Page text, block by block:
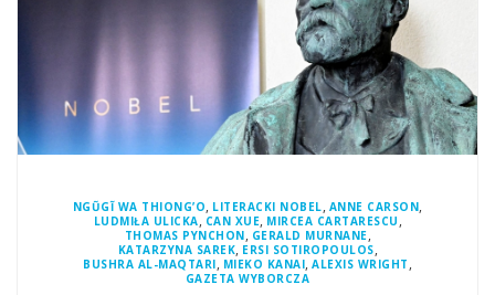
NGŨGĨ WA THIONG’O, LITERACKI NOBEL, ANNE CARSON,
LUDMIŁA ULICKA, CAN XUE, MIRCEA CARTARESCU ,
THOMAS PYNCHON, GERALD MURNANE,
KATARZYNA SAREK, ERSI SOTIROPOULOS,
BUSHRA AL-MAQTARI, MIEKO KANAI,ALEXIS WRIGHT ,
GAZETA WYBORCZA